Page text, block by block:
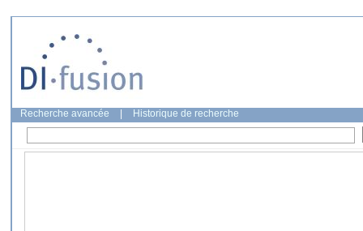
Recherche avancée Historique de recherche